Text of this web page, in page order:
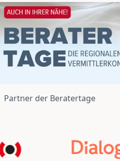
Partner der Beratertage